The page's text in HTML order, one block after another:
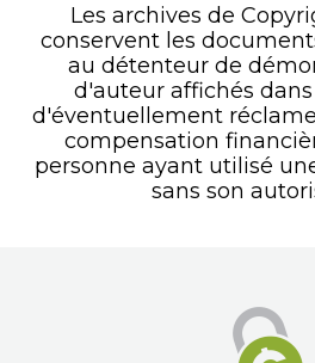
Les archives de
conservent les
au détenteur de
d'auteur affichés
d'éventuellement
compensation
personne ayant utilisé
sans son